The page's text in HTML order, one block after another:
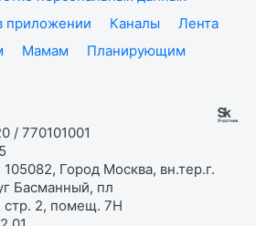
приложении Каналы
Лента
Мамам
Планирующим
/ 770101001
Город Москва, вн.тер.г.
Басманный, пл
стр. 2, помещ. 7Н